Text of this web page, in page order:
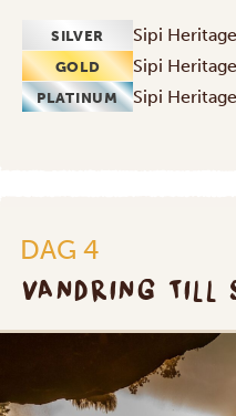
SILVER Sipi
GOLD Sipi
PLATINUM Sipi
DAG 4
VANDRING TILL